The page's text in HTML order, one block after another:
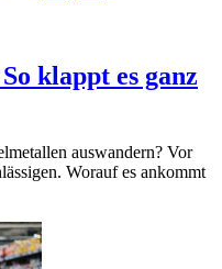
klappt es ganz
auswandern? Vor
Worauf es ankommt